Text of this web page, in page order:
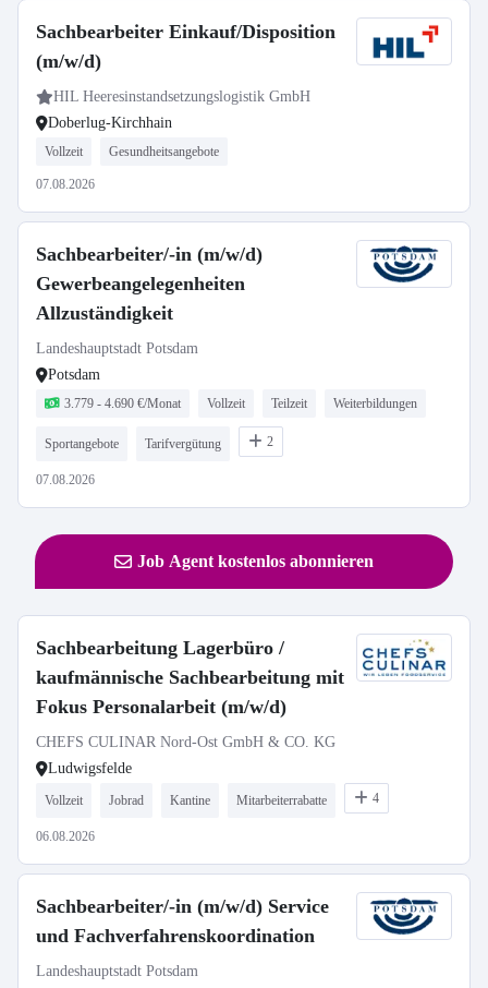
Sachbearbeiter Einkauf/Disposition
(m/w/d)
HIL Heeresinstandsetzungslogistik GmbH
Doberlug-Kirchhain
Vollzeit Gesundheitsangebote
07.08.2026
Sachbearbeiter/-in (m/w/d)
Gewerbeangelegenheiten
Allzuständigkeit
Landeshauptstadt Potsdam
Potsdam
3.779 - 4.690 €/Monat Vollzeit Teilzeit Weiterbildungen
Sportangebote Tarifvergütung 2
07.08.2026
Job Agent kostenlos abonnieren
Sachbearbeitung Lagerbüro /
kaufmännische Sachbearbeitung mit
Fokus Personalarbeit (m/w/d)
CHEFS CULINAR Nord-Ost GmbH & CO. KG
Ludwigsfelde
Vollzeit Jobrad Kantine Mitarbeiterrabatte 4
06.08.2026
Sachbearbeiter/-in (m/w/d) Service
und Fachverfahrenskoordination
Landeshauptstadt Potsdam